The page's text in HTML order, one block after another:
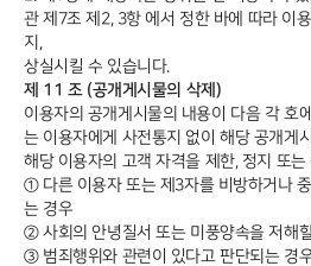
관 제7조 제2, 3항 에서 정한 바에 따라 이
지,
상실시킬 수 있습니다.
제 11 조 (공개게시물의 삭제)
이용자의 공개게시물의 내용이 다음 각 호
는 이용자에게 사전통지 없이 해당 공개게
해당 이용자의 고객 자격을 제한, 정지 또
① 다른 이용자 또는 제3자를 비방하거나
는 경우
② 사회의 안녕질서 또는 미풍양속을 저해
③ 범죄행위와 관련이 있다고 판단되는 경